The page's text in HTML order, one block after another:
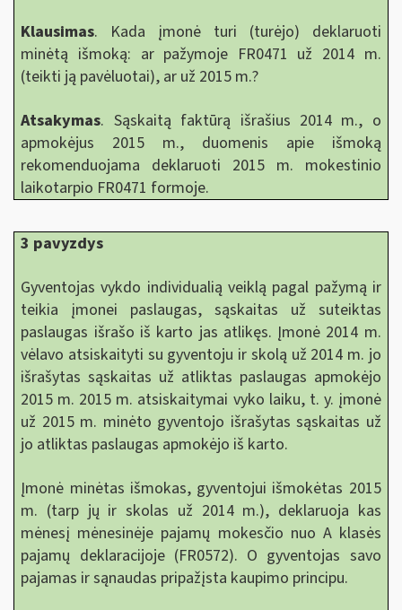
Klausimas. Kada įmonė turi (turėjo) deklaruoti
minėtą išmoką: ar pažymoje FR0471 už 2014 m.
(teikti ją pavėluotai), ar už 2015 m.?
Atsakymas. Sąskaitą faktūrą išrašius 2014 m., o
apmokėjus 2015 m., duomenis apie išmoką
rekomenduojama deklaruoti 2015 m. mokestinio
laikotarpio FR0471 formoje.
3 pavyzdys
Gyventojas vykdo individualią veiklą pagal pažymą ir
teikia įmonei paslaugas, sąskaitas už suteiktas
paslaugas išrašo iš karto jas atlikęs. Įmonė 2014 m.
vėlavo atsiskaityti su gyventoju ir skolą už 2014 m. jo
išrašytas sąskaitas už atliktas paslaugas apmokėjo
2015 m. 2015 m. atsiskaitymai vyko laiku, t. y. įmonė
už 2015 m. minėto gyventojo išrašytas sąskaitas už
jo atliktas paslaugas apmokėjo iš karto.
Įmonė minėtas išmokas, gyventojui išmokėtas 2015
m. (tarp jų ir skolas už 2014 m.), deklaruoja kas
mėnesį mėnesinėje pajamų mokesčio nuo A klasės
pajamų deklaracijoje (FR0572). O gyventojas savo
pajamas ir sąnaudas pripažįsta kaupimo principu.